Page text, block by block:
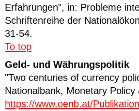
Erfahrungen", in: Probleme
Schriftenreihe der
31-54.
To top
Geld- und Währungspolitik
"Two centuries of currency
Nationalbank, Monetary
https://www.oenb.at/